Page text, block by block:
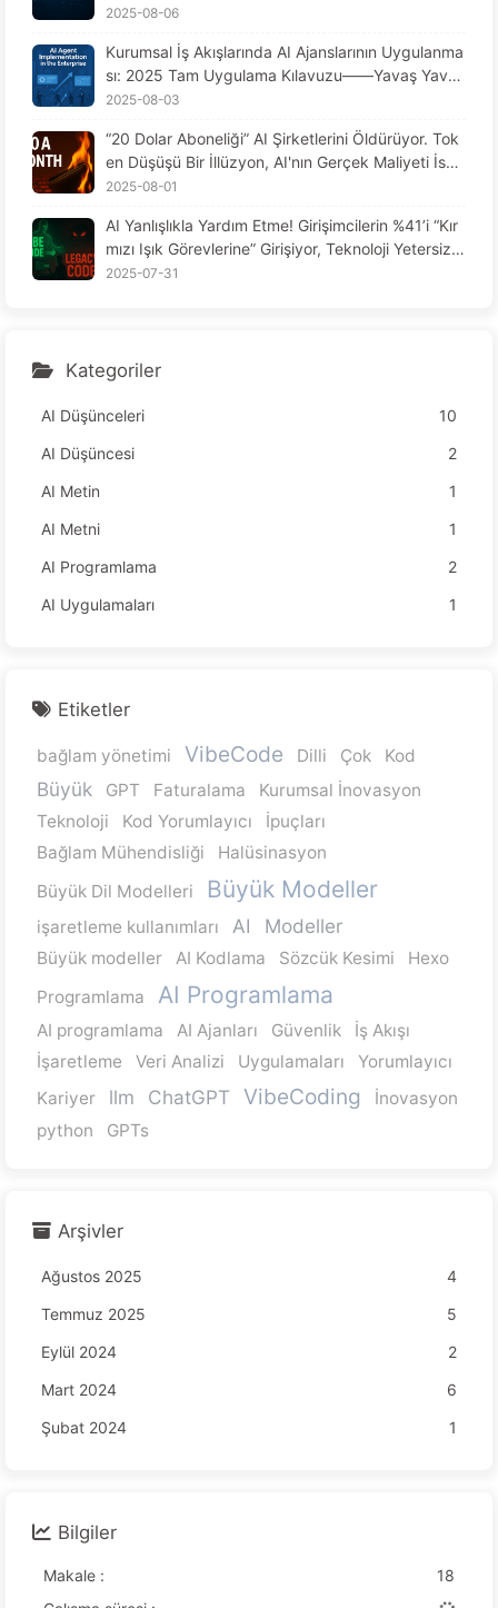
duklarında, Kritik Anlarda "Unutuyor"? Rakipleri N
vaş AI169
2025-08-06
Kurumsal İş Akışlarında AI Ajanslarının Uygulanma
sı: 2025 Tam Uygulama Kılavuzu——Yavaş Yavaş
AI Öğrenin 166
2025-08-03
“20 Dolar Aboneliği” AI Şirketlerini Öldürüyor. Tok
en Düşüşü Bir İllüzyon, AI'nın Gerçek Maliyeti İse
Açgözlülüğünüzdür — AI164'ü Yavaşça Öğrenin
2025-08-01
AI Yanlışlıkla Yardım Etme! Girişimcilerin %41’i “Kır
mızı Işık Görevlerine” Girişiyor, Teknoloji Yetersiz,
Çalışanlar Daha Çok Acı Çekiyor — Yavaş Yavaş
2025-07-31
Kategoriler
AI Düşünceleri
10
AI Düşüncesi
2
AI Metin
1
AI Metni
1
AI Programlama
2
AI Uygulamaları
1
Etiketler
bağlam yönetimi VibeCode Dilli Çok Kod
Büyük GPT Faturalama
Kurumsal İnovasyon
Teknoloji
Kod Yorumlayıcı
İpuçları
Bağlam Mühendisliği
Halüsinasyon
Büyük Dil Modelleri
Büyük Modeller
işaretleme kullanımları AI Modeller
Büyük modeller AI Kodlama Sözcük Kesimi
Hexo
Programlama
AI Programlama
AI programlama AI Ajanları Güvenlik
İş Akışı
İşaretleme
Veri Analizi Uygulamaları
Yorumlayıcı
Kariyer
llm ChatGPT VibeCoding
İnovasyon
python
GPTs
Arşivler
Ağustos 2025
4
Temmuz 2025
5
Eylül 2024
2
Mart 2024
6
Şubat 2024
1
Bilgiler
Makale :
18